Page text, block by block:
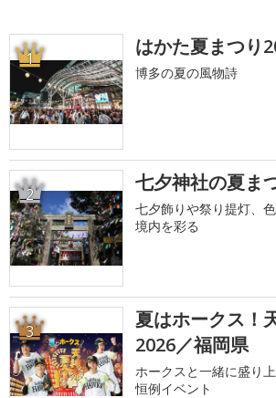
1 はかた夏まつり
博多の夏の風物詩
2 七夕神社の夏ま
七夕飾りや祭り提灯、
境内を彩る
3
夏はホークス！
2026／福岡県
ホークスと一緒に盛り
恒例イベント